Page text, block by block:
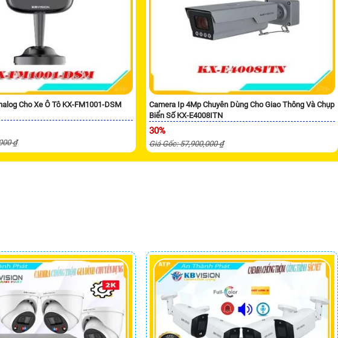
Cho Xe Ô Tô KX-FM1001-DSM
₫
Camera Ip 4Mp Chuyên Dùng Cho Giao Thông Và Chụp
Biển Số KX-E4008ITN
30%
Giá Gốc: 57,900,000 ₫